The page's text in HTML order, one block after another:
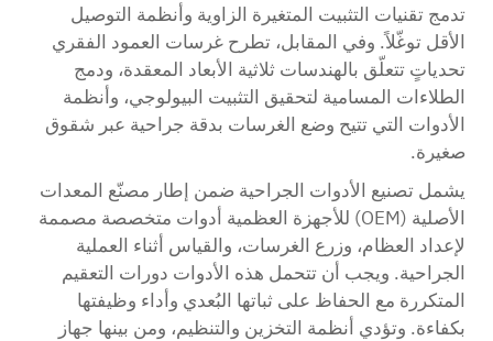
تدمج تقنيات التثبيت المتغيرة الزاوية وأنظمة التوصيل
الأقل توغّلاً. وفي المقابل، تطرح غرسات العمود الفقري
تحدياتٍ تتعلّق بالهندسات ثلاثية الأبعاد المعقدة، ودمج
الطلاءات المسامية لتحقيق التثبيت البيولوجي، وأنظمة
الأدوات التي تتيح وضع الغرسات بدقة جراحية عبر شقوق
صغيرة.
يشمل تصنيع الأدوات الجراحية ضمن إطار مصنّع المعدات
الأصلية (OEM) للأجهزة العظمية أدوات متخصصة مصممة
لإعداد العظام، وزرع الغرسات، والقياس أثناء العملية
الجراحية. ويجب أن تتحمل هذه الأدوات دورات التعقيم
المتكررة مع الحفاظ على ثباتها البُعدي وأداء وظيفتها
بكفاءة. وتؤدي أنظمة التخزين والتنظيم، ومن بينها جهاز